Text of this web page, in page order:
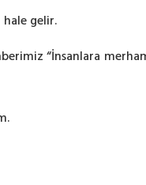
gelir.
“İnsanlara